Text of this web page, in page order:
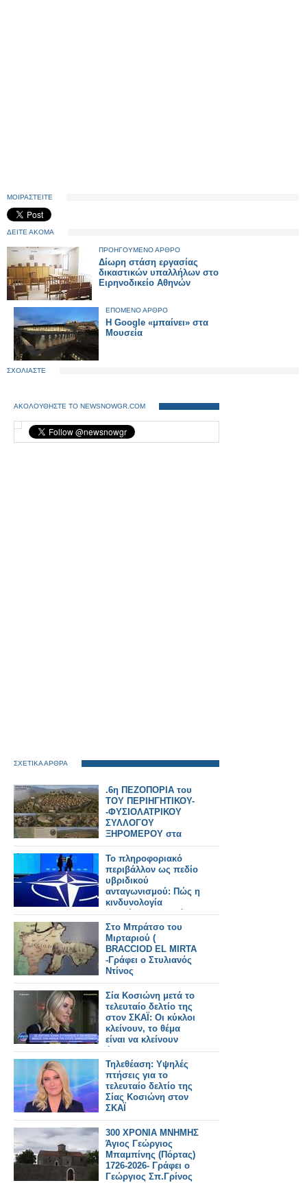
ΜΟΙΡΑΣΤΕΙΤΕ
ΔΕΙΤΕ ΑΚΟΜΑ
ΠΡΟΗΓΟΥΜΕΝΟ ΑΡΘΡΟ
Δίωρη στάση εργασίας
δικαστικών υπαλλήλων στο
Ειρηνοδικείο Αθηνών
ΕΠΟΜΕΝΟ ΑΡΘΡΟ
Η Google «μπαίνει» στα
Μουσεία
ΣΧΟΛΙΑΣΤΕ
ΑΚΟΛΟΥΘΗΣΤΕ ΤΟ NEWSNOWGR.COM
ΣΧΕΤΙΚΑ ΑΡΘΡΑ
.6η ΠΕΖΟΠΟΡΙΑ του
ΤΟΥ ΠΕΡΙΗΓΗΤΙΚΟΥ-
-ΦΥΣΙΟΛΑΤΡΙΚΟΥ
ΣΥΛΛΟΓΟΥ
ΞΗΡΟΜΕΡΟΥ στα
ΚΟΡΟΝΤΑ- Γραφει ο
Αρης Μπιτσωρης
Το πληροφοριακό
περιβάλλον ως πεδίο
υβριδικού
ανταγωνισμού: Πώς η
κινδυνολογία
επηρέασε τη δημόσια
συζήτηση για τη
Σύνοδο του ΝΑΤΟ
-Γράφει ο Δρ.
Κωνσταντίνος Π.
Μπαλωμένος
Στο Μπράτσο του
Μιρταριού (
BRACCIOD EL MIRTA
-Γράφει ο Στυλιανός
Ντίνος
Σία Κοσιώνη μετά το
τελευταίο δελτίο της
στον ΣΚΑΪ: Οι κύκλοι
κλείνουν, το θέμα
είναι να κλείνουν
όμορφα και με
αξιοπρέπεια
Τηλεθέαση: Υψηλές
πτήσεις για το
τελευταίο δελτίο της
Σίας Κοσιώνη στον
ΣΚΑΪ
300 ΧΡΟΝΙΑ ΜΝΗΜΗΣ
Άγιος Γεώργιος
Μπαμπίνης (Πόρτας)
1726-2026- Γράφει ο
Γεώργιος Σπ.Γρίνος